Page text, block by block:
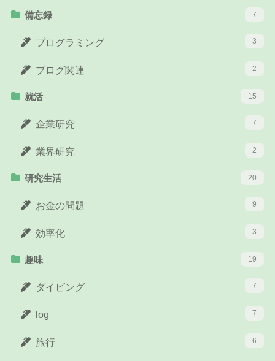
備忘録 7
プログラミング 3
ブログ関連 2
就活 15
企業研究 7
業界研究 2
研究生活 20
お金の問題 9
効率化 3
趣味 19
ダイビング 7
log 7
旅行 6